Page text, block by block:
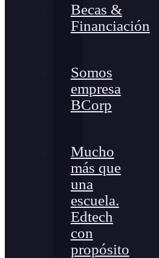
Becas &
Financiación
Somos
empresa
BCorp
Mucho
más que
una
escuela.
Edtech
con
propósito